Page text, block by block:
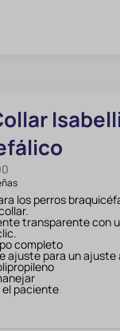
los perros
transparente con
completo
ajuste para un ajuste
el paciente